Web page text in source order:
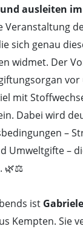
ausleiten
Veranstaltung
sich genau
widmet. Der
mit
Dabei wird
–
Umweltgifte –
🌿⚖️
ist
Kempten. Sie